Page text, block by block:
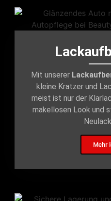
Mit unserer
kleine Kratzer und
meist ist nur der
makellosen Look und
Mehr